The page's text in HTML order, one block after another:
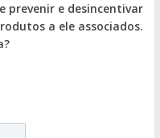
prevenir e desincentivar
a ele associados.